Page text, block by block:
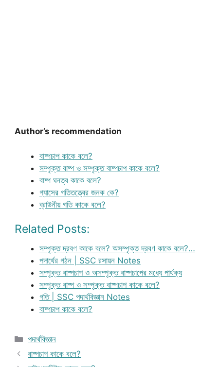
Author’s recommendation
বাষ্পচাপ কাকে বলে?
সম্পৃক্ত বাষ্প ও সম্পৃক্ত বাষ্পচাপ কাকে বলে?
বাষ্প ঘনত্ব কাকে বলে?
গ্যাসের গতিতত্ত্বের জনক কে?
ব্রাউনীয় গতি কাকে বলে?
Related Posts:
সম্পৃক্ত দ্রবণ কাকে বলে? অসম্পৃক্ত দ্রবণ কাকে বলে?…
পদার্থের গঠন | SSC রসায়ন Notes
সম্পৃক্ত বাষ্পচাপ ও অসম্পৃক্ত বাষ্পচাপের মধ্যে পার্থক্য
সম্পৃক্ত বাষ্প ও সম্পৃক্ত বাষ্পচাপ কাকে বলে?
গতি | SSC পদার্থবিজ্ঞান Notes
বাষ্পচাপ কাকে বলে?
Categories
পদার্থবিজ্ঞান
বাষ্পচাপ কাকে বলে?